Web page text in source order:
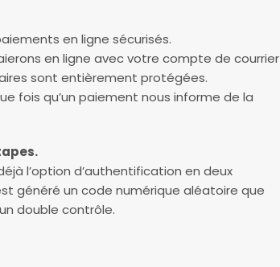
en ligne sécurisés.
en ligne avec votre compte de courrier
sont entièrement protégées.
fois qu’un paiement nous informe de la
l’option d’authentification en deux
généré un code numérique aléatoire que
double contrôle.